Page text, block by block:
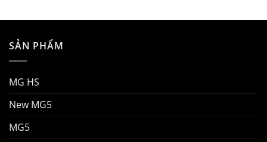
SẢN PHẨM
MG HS
New MG5
MG5